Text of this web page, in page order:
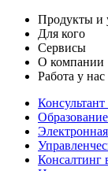
Продукты и
Для кого
Сервисы
О компании
Работа у нас
Образование
Консалтинг